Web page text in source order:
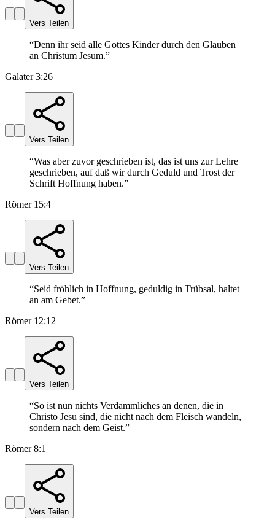
Vers Teilen
“Denn ihr seid alle Gottes Kinder durch den Glauben
an Christum Jesum.”
Galater 3:26
Vers Teilen
“Was aber zuvor geschrieben ist, das ist uns zur Lehre
geschrieben, auf daß wir durch Geduld und Trost der
Schrift Hoffnung haben.”
Römer 15:4
Vers Teilen
“Seid fröhlich in Hoffnung, geduldig in Trübsal, haltet
an am Gebet.”
Römer 12:12
Vers Teilen
“So ist nun nichts Verdammliches an denen, die in
Christo Jesu sind, die nicht nach dem Fleisch wandeln,
sondern nach dem Geist.”
Römer 8:1
Vers Teilen